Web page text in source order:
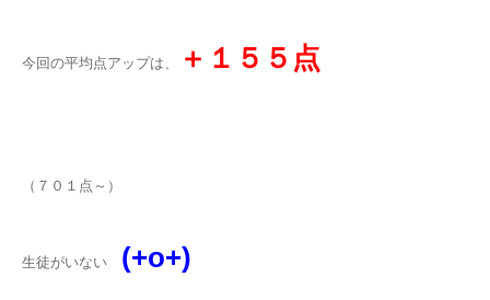
今回の平均点アップは、 ＋１５５点
（７０１点～）
生徒がいない (+o+)